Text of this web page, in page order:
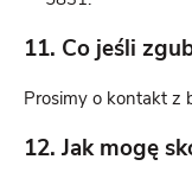
11. Co jeśli
Prosimy o kontakt z
12. Jak mogę